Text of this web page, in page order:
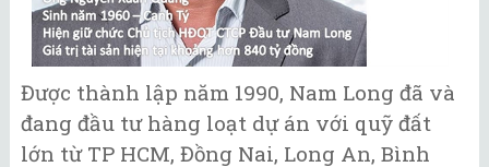
Được thành lập năm 1990, Nam Long đã và
đang đầu tư hàng loạt dự án với quỹ đất
lớn từ TP HCM, Đồng Nai, Long An, Bình